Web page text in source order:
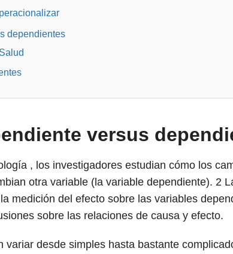
dependientes
versus
, los investigadores estudian cómo los
otra variable (la variable dependiente). 2
medición del efecto sobre las variables
sobre las relaciones de causa y efecto.
variar desde simples hasta bastante